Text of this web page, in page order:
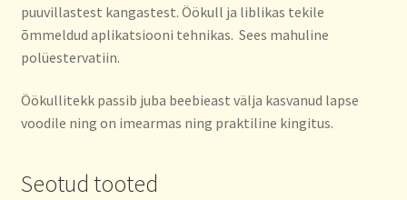
puuvillastest kangastest. Öökull ja liblikas tekile
õmmeldud aplikatsiooni tehnikas. Sees mahuline
polüestervatiin.
Öökullitekk passib juba beebieast välja kasvanud lapse
voodile ning on imearmas ning praktiline kingitus.
Seotud tooted